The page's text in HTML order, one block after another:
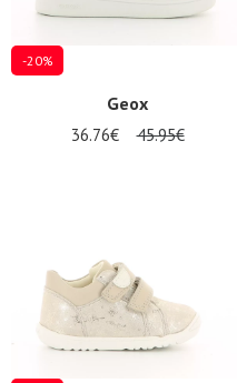
-20%
Geox
36.76€ 45.95€